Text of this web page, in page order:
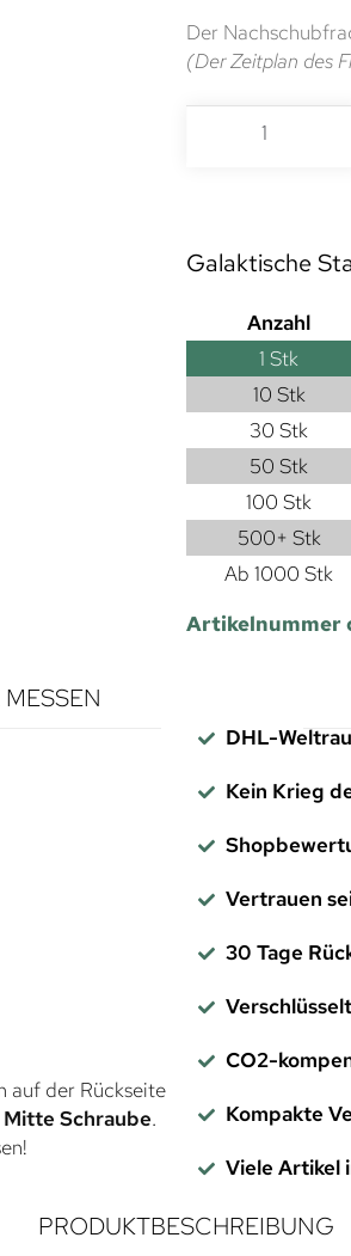
Der
(Der Zeitplan des
Galaktische
Anzahl
1 Stk
10 Stk
30 Stk
50 Stk
100 Stk
500+ Stk
Ab 1000 Stk
Artikelnummer
auf der Rückseite
Schraube.
DHL-
Kein Krieg
Vertrauen
30 Tage
CO2-
Kompakte
Viele Artikel
PRODUKTBESCHREIBUNG